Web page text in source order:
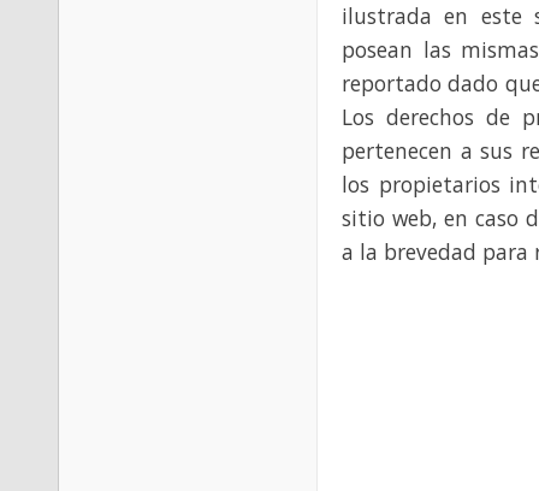
ilustrada en este
posean las
reportado dado
Los derechos de
pertenecen a sus
los propietarios
sitio web, en caso
a la brevedad para